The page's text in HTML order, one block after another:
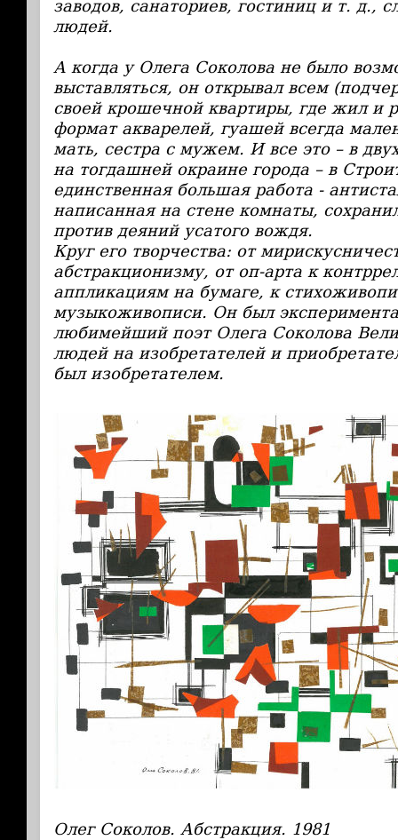
заводов, санаториев, гостиниц и т. д.,
людей.
А когда у Олега Соколова не было
выставляться, он открывал всем
своей крошечной квартиры, где жил и
формат акварелей, гуашей всегда
мать, сестра с мужем. И все это – в
на тогдашней окраине города – в
единственная большая работа -
написанная на стене комнаты,
против деяний усатого вождя.
Круг его творчества: от
абстракционизму, от оп-арта к
аппликациям на бумаге, к
музыкоживописи. Он был
любимейший поэт Олега Соколова
людей на изобретателей и
был изобретателем.
Олег Соколов. Абстракция. 1981